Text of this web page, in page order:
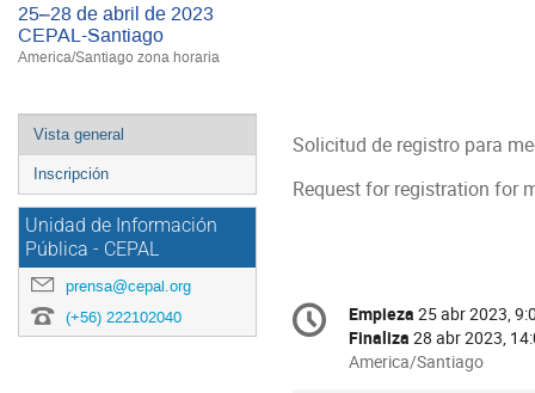
25–28 de abril de 2023
CEPAL-Santiago
America/Santiago zona horaria
Event
menu
Vista general
Inscripción
Unidad de Información
Pública - CEPAL
prensa@cepal.org
(+56) 222102040
Solicitud de registro para
Request for registration for
Conference
information
Fecha/Hora
Empieza 25 abr 2023,
Finaliza 28 abr 2023,
All
America/Santiago